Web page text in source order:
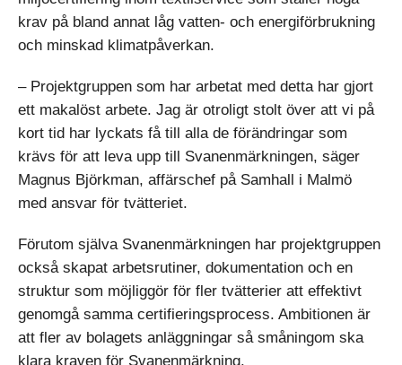
krav på bland annat låg vatten- och energiförbrukning
och minskad klimatpåverkan.
– Projektgruppen som har arbetat med detta har gjort
ett makalöst arbete. Jag är otroligt stolt över att vi på
kort tid har lyckats få till alla de förändringar som
krävs för att leva upp till Svanenmärkningen, säger
Magnus Björkman, affärschef på Samhall i Malmö
med ansvar för tvätteriet.
Förutom själva Svanenmärkningen har projektgruppen
också skapat arbetsrutiner, dokumentation och en
struktur som möjliggör för fler tvätterier att effektivt
genomgå samma certifieringsprocess. Ambitionen är
att fler av bolagets anläggningar så småningom ska
klara kraven för Svanenmärkning.